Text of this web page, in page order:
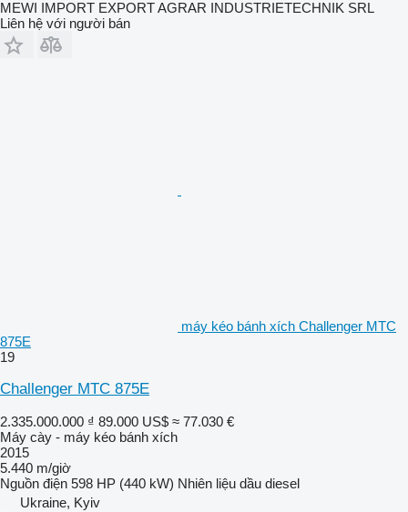
MEWI IMPORT EXPORT AGRAR INDUSTRIETECHNIK SRL
Liên hệ với người bán
máy kéo bánh xích Challenger MTC
875E
19
Challenger MTC 875E
2.335.000.000 ₫ 89.000 US$ ≈ 77.030 €
Máy cày - máy kéo bánh xích
2015
5.440 m/giờ
Nguồn điện 598 HP (440 kW) Nhiên liệu dầu diesel
Ukraine, Kyiv